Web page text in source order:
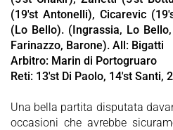
(19'st Antonelli), Cicarevic
(Lo Bello). (Ingrassia, Lo
Farinazzo, Barone). All: Bigatti
Arbitro: Marin di Portogruaro
Reti: 13'st Di Paolo, 14'st Santi,
Una bella partita disputata
occasioni che avrebbe